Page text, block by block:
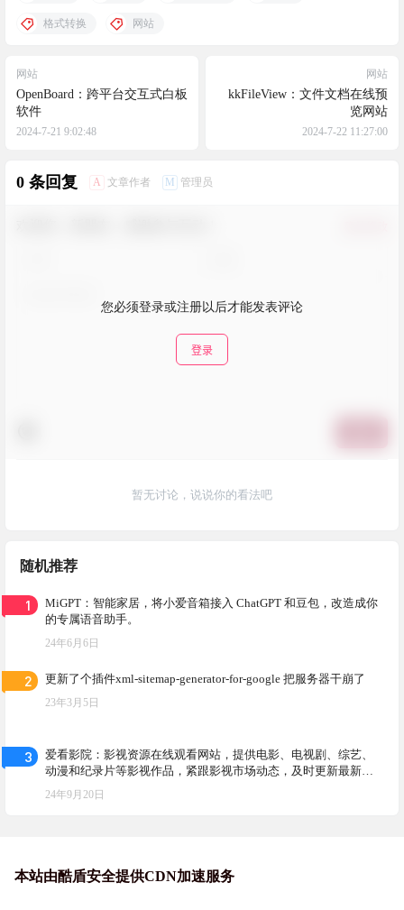
格式转换 网站
网站
OpenBoard：跨平台交互式白板
软件
2024-7-21 9:02:48
网站
kkFileView：文件文档在线预
览网站
2024-7-22 11:27:00
0 条回复 A 文章作者 M 管理员
您必须登录或注册以后才能发表评论
登录
暂无讨论，说说你的看法吧
随机推荐
1
MiGPT：智能家居，将小爱音箱接入 ChatGPT 和豆包，改造成你
的专属语音助手。
24年6月6日
2 更新了个插件xml-sitemap-generator-for-google 把服务器干崩了
23年3月5日
3
爱看影院：影视资源在线观看网站，提供电影、电视剧、综艺、
动漫和纪录片等影视作品，紧跟影视市场动态，及时更新最新影
视作品
24年9月20日
本站由酷盾安全提供CDN加速服务